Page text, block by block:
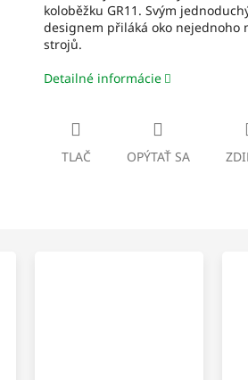
koloběžku GR11. Svým
designem přiláká oko nejednoho
strojů.
Detailné informácie
TLAČ OPÝTAŤ SA